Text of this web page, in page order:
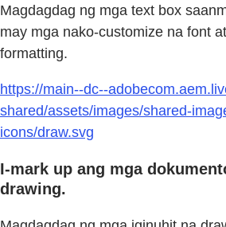
Magdagdag ng mga text box
may mga nako-customize na font
formatting.
https://main--dc--
shared/assets/images/shared-
icons/draw.svg
I-mark up ang mga
drawing.